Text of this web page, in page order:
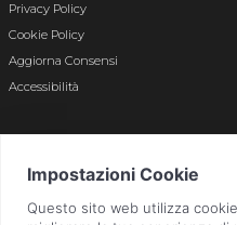
Privacy Policy
Cookie Policy
Aggiorna Consensi
Accessibilità
Bergamo n. 01496180165 ·